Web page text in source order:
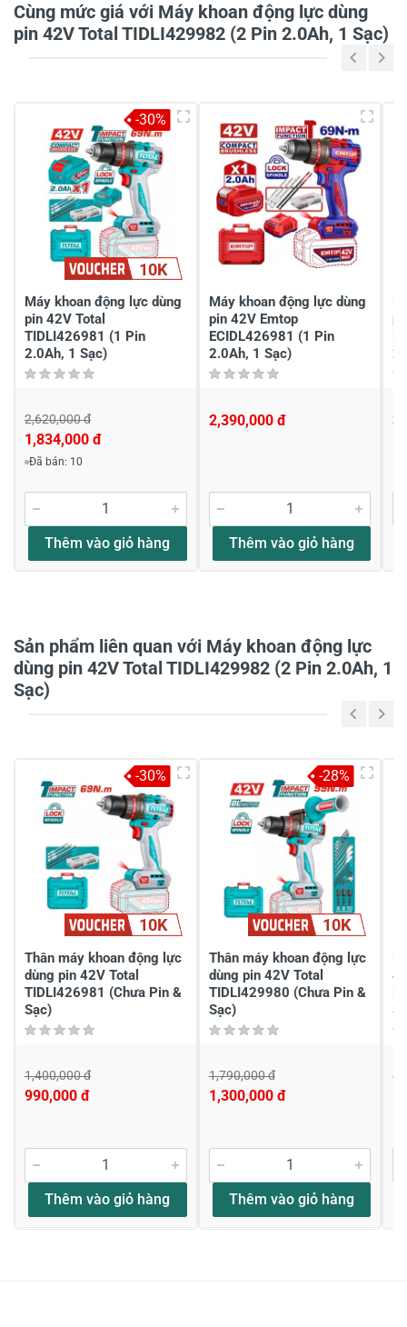
3
-
2
-
1
Chia sẻ nhận xét về sản phẩm
Viết nhận xét của bạn
Viết nhận xét về sản phẩm
Họ và tên*
Tiêu đề của nhận xét
Gửi nhận xét
Cùng mức giá với Máy khoan động lực dùng
pin 42V Total TIDLI429982 (2 Pin 2.0Ah, 1 Sạc)
10K
Máy khoan động lực dùng
pin 42V Total
TIDLI426981 (1 Pin
2.0Ah, 1 Sạc)
2,620,000 đ
1,834,000 đ
Đã bán: 10
Thêm vào giỏ hàng
-30%
Máy khoan động lực dùng
pin 42V Emtop
ECIDL426981 (1 Pin
2.0Ah, 1 Sạc)
2,390,000 đ
Thêm vào giỏ hàng
Sản phẩm liên quan với Máy khoan động lực
dùng pin 42V Total TIDLI429982 (2 Pin 2.0Ah, 1
Sạc)
10K
Thân máy khoan động lực
dùng pin 42V Total
TIDLI426981 (Chưa Pin &
Sạc)
1,400,000 đ
990,000 đ
Thêm vào giỏ hàng
-30%
10K
Thân máy khoan động lực
dùng pin 42V Total
TIDLI429980 (Chưa Pin &
Sạc)
1,790,000 đ
1,300,000 đ
Thêm vào giỏ hàng
-28%